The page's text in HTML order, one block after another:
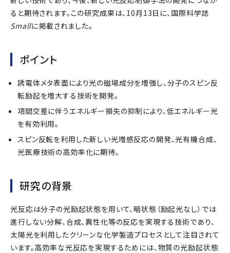
ると期待されます。この研究成果は、10月13日に、国際科学誌
Smallに掲載されました。
ポイント
誘電体メタ表面により光の磁場成分を増強し、分子のスピン反
転励起を増大する技術を開発。
項間交差に伴うエネルギー損失の抑制により、低エネルギー光
を有効利用。
スピン反転を利用した新しい光増感反応の開発、光有機合成、
光医療技術の高効率化に期待。
研究の背景
光反応は分子の光励起状態を用いて、暗状態（励起光なし）では
進行しない分解、合成、異性化等の反応を実現する技術であり、
太陽光を利用したクリーンな化学製造プロセスとして注目されて
います。高効率な光反応を実現するためには、物質の光励起状態